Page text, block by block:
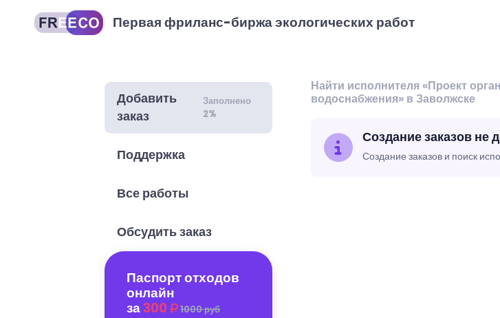
Первая фриланс-биржа экологических работ
Добавить
заказ
Заполнено
2%
Поддержка
Все работы
Обсудить заказ
Паспорт отходов
онлайн
за300 1000 руб
Найти исполнителя «Проект
водоснабжения» в Заволжске
Создание заказов не
Создание заказов и поиск